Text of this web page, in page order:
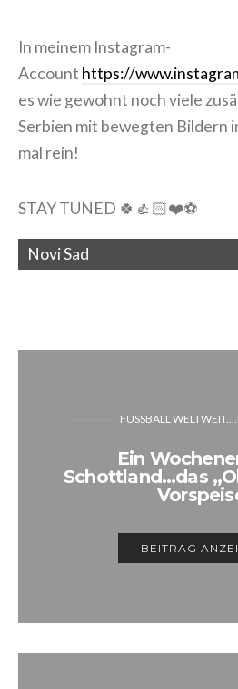
In meinem Instagram-
Account https://
es wie gewohnt noch viele
Serbien mit bewegten Bildern
mal rein!
STAY TUNED 🍀👍🏻❤️⚽️
Novi Sad
FUSSBALL
Ein
Schottland…das
BEITRAG